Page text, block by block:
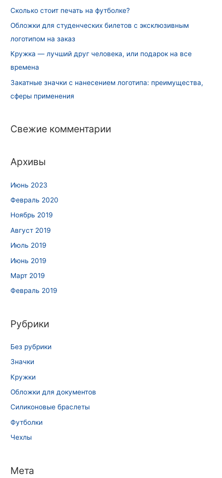
Сколько стоит печать на футболке?
Обложки для студенческих билетов с эксклюзивным
логотипом на заказ
Кружка — лучший друг человека, или подарок на все
времена
Закатные значки с нанесением логотипа: преимущества,
сферы применения
Свежие комментарии
Архивы
Июнь 2023
Февраль 2020
Ноябрь 2019
Август 2019
Июль 2019
Июнь 2019
Март 2019
Февраль 2019
Рубрики
Без рубрики
Значки
Кружки
Обложки для документов
Силиконовые браслеты
Футболки
Чехлы
Мета